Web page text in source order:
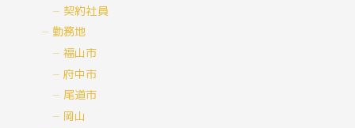
契約社員
勤務地
福山市
府中市
尾道市
岡山